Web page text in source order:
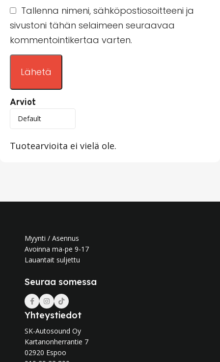
Arviot
Tuotearvioita ei vielä ole.
Tallenna nimeni, sähköpostiosoitteeni ja
sivustoni tähän selaimeen seuraavaa
kommentointikertaa varten.
Myynti / Asennus
Avoinna ma-pe 9-17
Lauantait suljettu
Seuraa somessa
Yhteystiedot
SK-Autosound Oy
Kartanonherrantie 7
02920 Espoo